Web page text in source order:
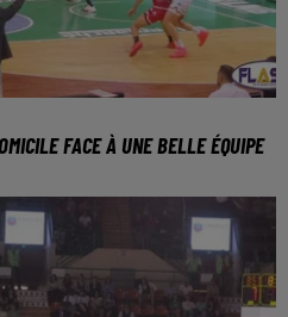
FACE À UNE BELLE ÉQUIPE